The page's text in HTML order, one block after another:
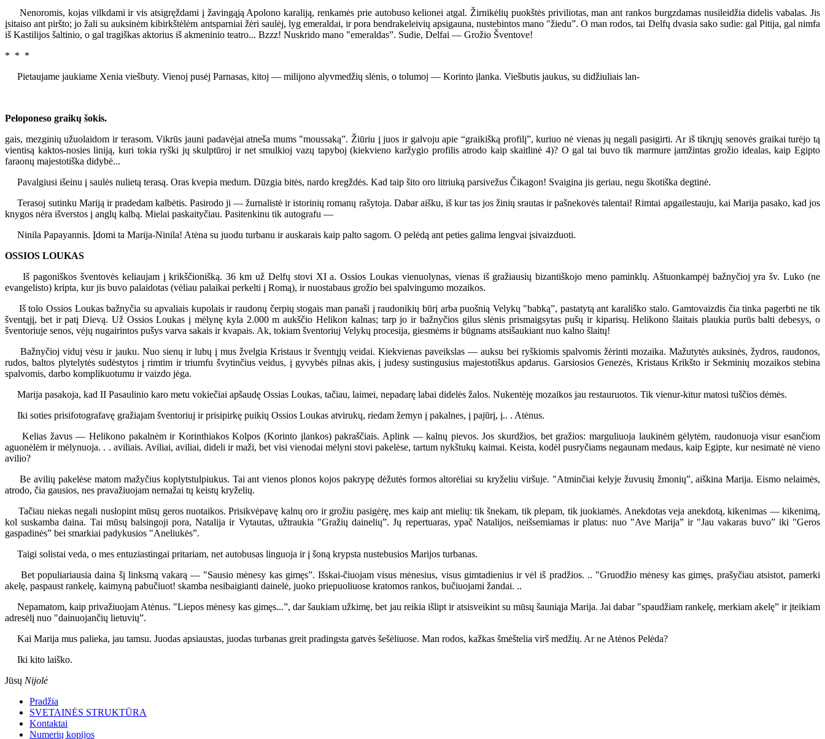
Nenoromis, kojas vilkdami ir vis atsigręždami į žavingąją Apolono karaliją, renkamės prie autobuso kelionei atgal. Žirnikėlių puokštės priviliotas, man ant rankos burgzdamas nusileidžia didelis vabalas. Jis
įsitaiso ant piršto; jo žali su auksinėm kibirkštėlėm antsparniai žėri saulėj, lyg emeraldai, ir pora bendrakeleivių apsigauna, nustebintos mano "žiedu”. O man rodos, tai Delfų dvasia sako sudie: gal Pitija, gal nimfa
iš Kastilijos šaltinio, o gal tragiškas aktorius iš akmeninio teatro... Bzzz! Nuskrido mano "emeraldas”. Sudie, Delfai — Grožio Šventove!
* * *
Pietaujame jaukiame Xenia viešbuty. Vienoj pusėj Parnasas, kitoj — milijono alyvmedžių slėnis, o tolumoj — Korinto įlanka. Viešbutis jaukus, su didžiuliais lan-
Peloponeso graikų šokis.
gais, mezginių užuolaidom ir terasom. Vikrūs jauni padavėjai atneša mums "moussaką”. Žiūriu į juos ir galvoju apie “graikišką profilį”, kuriuo nė vienas jų negali pasigirti. Ar iš tikrųjų senovės graikai turėjo tą
vientisą kaktos-nosies liniją, kuri tokia ryški jų skulptūroj ir net smulkioj vazų tapyboj (kiekvieno karžygio profilis atrodo kaip skaitlinė 4)? O gal tai buvo tik marmure įamžintas grožio idealas, kaip Egipto
faraonų majestotiška didybė...
Pavalgiusi išeinu į saulės nulietą terasą. Oras kvepia medum. Dūzgia bitės, nardo kregždės. Kad taip šito oro litriuką parsivežus Čikagon! Svaigina jis geriau, negu škotiška degtinė.
Terasoj sutinku Mariją ir pradedam kalbėtis. Pasirodo ji — žurnalistė ir istorinių romanų rašytoja. Dabar aišku, iš kur tas jos žinių srautas ir pašnekovės talentai! Rimtai apgailestauju, kai Marija pasako, kad jos
knygos nėra išverstos į anglų kalbą. Mielai paskaityčiau. Pasitenkinu tik autografu —
Ninila Papayannis. Įdomi ta Marija-Ninila! Atėna su juodu turbanu ir auskarais kaip palto sagom. O pelėdą ant peties galima lengvai įsivaizduoti.
OSSIOS LOUKAS
Iš pagoniškos šventovės keliaujam į krikščionišką. 36 km už Delfų stovi XI a. Ossios Loukas vienuolynas, vienas iš gražiausių bizantiškojo meno paminklų. Aštuonkampėj bažnyčioj yra šv. Luko (ne
evangelisto) kripta, kur jis buvo palaidotas (vėliau palaikai perkelti į Romą), ir nuostabaus grožio bei spalvingumo mozaikos.
Iš tolo Ossios Loukas bažnyčia su apvaliais kupolais ir raudonų čerpių stogais man panaši į raudonikių būrį arba puošnią Velykų "babką”, pastatytą ant karališko stalo. Gamtovaizdis čia tinka pagerbti ne tik
šventąjį, bet ir patį Dievą. Už Ossios Loukas į mėlynę kyla 2.000 m aukščio Helikon kalnas; tarp jo ir bažnyčios gilus slėnis prismaigsytas pušų ir kiparisų. Helikono šlaitais plaukia purūs balti debesys, o
šventoriuje senos, vėjų nugairintos pušys varva sakais ir kvapais. Ak, tokiam šventoriuj Velykų procesija, giesmėms ir būgnams atsišaukiant nuo kalno šlaitų!
Bažnyčioj viduj vėsu ir jauku. Nuo sienų ir lubų į mus žvelgia Kristaus ir šventųjų veidai. Kiekvienas paveikslas — auksu bei ryškiomis spalvomis žėrinti mozaika. Mažutytės auksinės, žydros, raudonos,
rudos, baltos plytelytės sudėstytos į rimtim ir triumfu švytinčius veidus, į gyvybės pilnas akis, į judesy sustingusius majestotiškus apdarus. Garsiosios Genezės, Kristaus Krikšto ir Sekminių mozaikos stebina
spalvomis, darbo komplikuotumu ir vaizdo jėga.
Marija pasakoja, kad II Pasaulinio karo metu vokiečiai apšaudę Ossias Loukas, tačiau, laimei, nepadarę labai didelės žalos. Nukentėję mozaikos jau restauruotos. Tik vienur-kitur matosi tuščios dėmės.
Iki soties prisifotografavę gražiajam šventoriuj ir prisipirkę puikių Ossios Loukas atvirukų, riedam žemyn į pakalnes, į pajūrį, į.. . Atėnus.
Kelias žavus — Helikono pakalnėm ir Korinthiakos Kolpos (Korinto įlankos) pakraščiais. Aplink — kalnų pievos. Jos skurdžios, bet gražios: marguliuoja laukinėm gėlytėm, raudonuoja visur esančiom
aguonėlėm ir mėlynuoja. . . aviliais. Aviliai, aviliai, dideli ir maži, bet visi vienodai mėlyni stovi pakelėse, tartum nykštukų kaimai. Keista, kodėl pusryčiams negaunam medaus, kaip Egipte, kur nesimatė nė vieno
avilio?
Be avilių pakelėse matom mažyčius koplytstulpiukus. Tai ant vienos plonos kojos pakrypę dėžutės formos altorėliai su kryželiu viršuje. "Atminčiai kelyje žuvusių žmonių”, aiškina Marija. Eismo nelaimės,
atrodo, čia gausios, nes pravažiuojam nemažai tų keistų kryželių.
Tačiau niekas negali nuslopint mūsų geros nuotaikos. Prisikvėpavę kalnų oro ir grožiu pasigėrę, mes kaip ant mielių: tik šnekam, tik plepam, tik juokiamės. Anekdotas veja anekdotą, kikenimas — kikenimą,
kol suskamba daina. Tai mūsų balsingoji pora, Natalija ir Vytautas, užtraukia "Gražių dainelių”. Jų repertuaras, ypač Natalijos, neišsemiamas ir platus: nuo "Ave Marija” ir "Jau vakaras buvo” iki "Geros
gaspadinės” bei smarkiai padykusios "Aneliukės”.
Taigi solistai veda, o mes entuziastingai pritariam, net autobusas linguoja ir į šoną krypsta nustebusios Marijos turbanas.
Bet populiariausia daina šį linksmą vakarą — "Sausio mėnesy kas gimęs”. Išskai-čiuojam visus mėnesius, visus gimtadienius ir vėl iš pradžios. .. "Gruodžio mėnesy kas gimęs, prašyčiau atsistot, pamerki
akelę, paspaust rankelę, kaimyną pabučiuot! skamba nesibaigianti dainelė, juoko priepuoliuose kratomos rankos, bučiuojami žandai. ..
Nepamatom, kaip privažiuojam Atėnus. "Liepos mėnesy kas gimęs...”, dar šaukiam užkimę, bet jau reikia išlipt ir atsisveikint su mūsų šauniąja Marija. Jai dabar "spaudžiam rankelę, merkiam akelę” ir įteikiam
adresėlį nuo "dainuojančių lietuvių”.
Kai Marija mus palieka, jau tamsu. Juodas apsiaustas, juodas turbanas greit pradingsta gatvės šešėliuose. Man rodos, kažkas šmėštelia virš medžių. Ar ne Atėnos Pelėda?
Iki kito laiško.
Jūsų Nijolė
Pradžia
SVETAINĖS STRUKTŪRA
Kontaktai
Numerių kopijos